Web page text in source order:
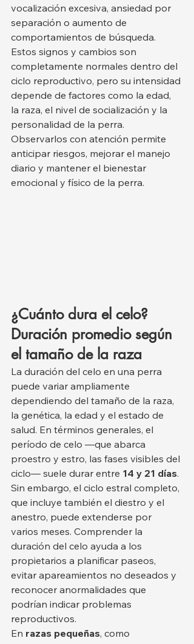
vocalización excesiva, ansiedad por
separación o aumento de
comportamientos de búsqueda.
Estos signos y cambios son
completamente normales dentro del
ciclo reproductivo, pero su intensidad
depende de factores como la edad,
la raza, el nivel de socialización y la
personalidad de la perra.
Observarlos con atención permite
anticipar riesgos, mejorar el manejo
diario y mantener el bienestar
emocional y físico de la perra.
¿Cuánto dura el celo?
Duración promedio según
el tamaño de la raza
La duración del celo en una perra
puede variar ampliamente
dependiendo del tamaño de la raza,
la genética, la edad y el estado de
salud. En términos generales, el
período de celo —que abarca
proestro y estro, las fases visibles del
ciclo— suele durar entre 14 y 21 días.
Sin embargo, el ciclo estral completo,
que incluye también el diestro y el
anestro, puede extenderse por
varios meses. Comprender la
duración del celo ayuda a los
propietarios a planificar paseos,
evitar apareamientos no deseados y
reconocer anormalidades que
podrían indicar problemas
reproductivos.
En razas pequeñas, como